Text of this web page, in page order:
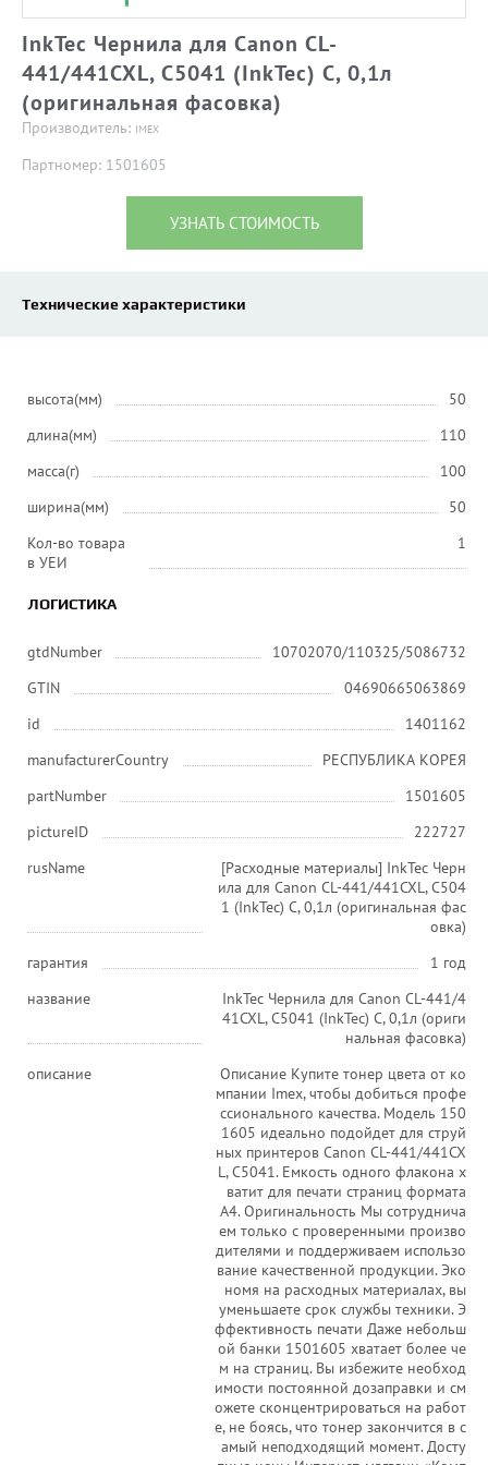
InkTec Чернила для Canon CL-
441/441CXL, C5041 (InkTec) C, 0,1л
(оригинальная фасовка)
Производитель: IMEX
Партномер: 1501605
УЗНАТЬ СТОИМОСТЬ
Технические характеристики
высота(мм)
50
длина(мм)
110
масса(г)
100
ширина(мм)
50
Кол-во товара
в УЕИ
1
ЛОГИСТИКА
gtdNumber
10702070/110325/5086732
GTIN
04690665063869
id
1401162
manufacturerCountry
РЕСПУБЛИКА КОРЕЯ
partNumber
1501605
pictureID
222727
rusName
[Расходные материалы] InkTec Черн
ила для Canon CL-441/441CXL, C504
1 (InkTec) C, 0,1л (оригинальная фас
овка)
гарантия
1 год
название
InkTec Чернила для Canon CL-441/4
41CXL, C5041 (InkTec) C, 0,1л (ориги
нальная фасовка)
описание
Описание Купите тонер цвета от ко
мпании Imex, чтобы добиться профе
ссионального качества. Модель 150
1605 идеально подойдет для струй
ных принтеров Canon CL-441/441CX
L, C5041. Емкость одного флакона х
ватит для печати страниц формата
А4. Оригинальность Мы сотруднича
ем только с проверенными произво
дителями и поддерживаем использо
вание качественной продукции. Эко
номя на расходных материалах, вы
уменьшаете срок службы техники. Э
ффективность печати Даже небольш
ой банки 1501605 хватает более че
м на страниц. Вы избежите необход
имости постоянной дозаправки и см
ожете сконцентрироваться на работ
е, не боясь, что тонер закончится в с
амый неподходящий момент. Досту